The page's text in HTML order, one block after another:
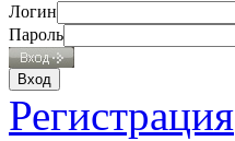
Логин
Пароль
Регистрация